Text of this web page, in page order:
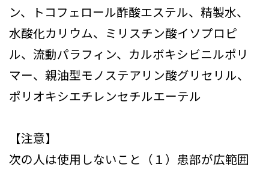
ン、トコフェロール酢酸エステル、精製水、
水酸化カリウム、ミリスチン酸イソプロピ
ル、流動パラフィン、カルボキシビニルポリ
マー、親油型モノステアリン酸グリセリル、
ポリオキシエチレンセチルエーテル
【注意】
次の人は使用しないこと（１）患部が広範囲